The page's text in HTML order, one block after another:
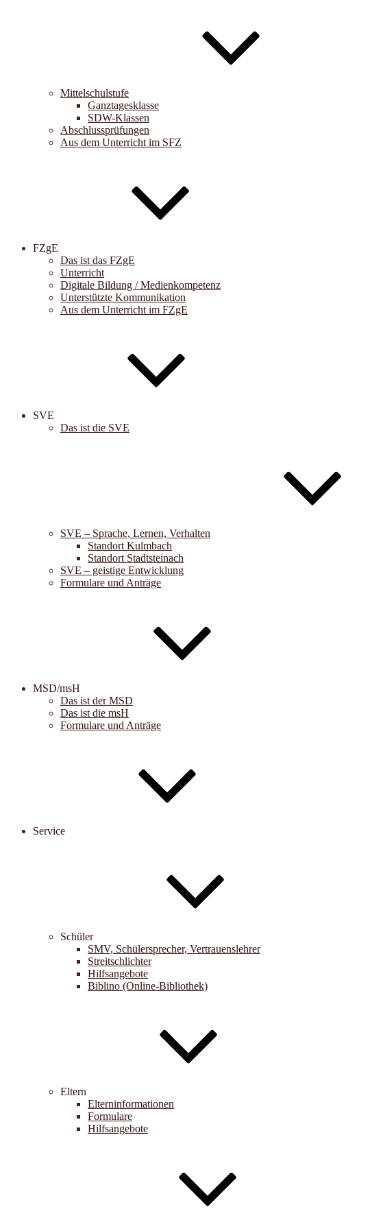
Mittelschulstufe
Ganztagesklasse
SDW-Klassen
Abschlussprüfungen
Aus dem Unterricht im SFZ
FZgE
Das ist das FZgE
Unterricht
Digitale Bildung / Medienkompetenz
Unterstützte Kommunikation
Aus dem Unterricht im FZgE
SVE
Das ist die SVE
SVE – Sprache, Lernen, Verhalten
Standort Kulmbach
Standort Stadtsteinach
SVE – geistige Entwicklung
Formulare und Anträge
MSD/msH
Das ist der MSD
Das ist die msH
Formulare und Anträge
Service
Schüler
SMV, Schülersprecher, Vertrauenslehrer
Streitschlichter
Hilfsangebote
Biblino (Online-Bibliothek)
Eltern
Elterninformationen
Formulare
Hilfsangebote